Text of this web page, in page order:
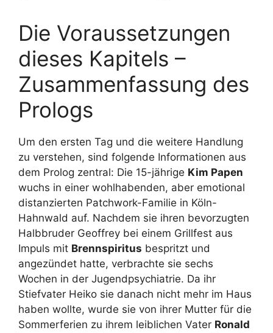
Die Voraussetzungen
dieses Kapitels –
Zusammenfassung des
Prologs
Um den ersten Tag und die weitere Handlung
zu verstehen, sind folgende Informationen aus
dem Prolog zentral: Die 15-jährige Kim Papen
wuchs in einer wohlhabenden, aber emotional
distanzierten Patchwork-Familie in Köln-
Hahnwald auf. Nachdem sie ihren bevorzugten
Halbbruder Geoffrey bei einem Grillfest aus
Impuls mit Brennspiritus bespritzt und
angezündet hatte, verbrachte sie sechs
Wochen in der Jugendpsychiatrie. Da ihr
Stiefvater Heiko sie danach nicht mehr im Haus
haben wollte, wurde sie von ihrer Mutter für die
Sommerferien zu ihrem leiblichen Vater Ronald